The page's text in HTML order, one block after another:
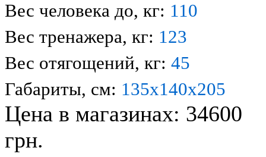
Вес человека до, кг: 110
Вес тренажера, кг: 123
Вес отягощений, кг: 45
Габариты, см: 135x140x205
Цена в магазинах: 34600
грн.